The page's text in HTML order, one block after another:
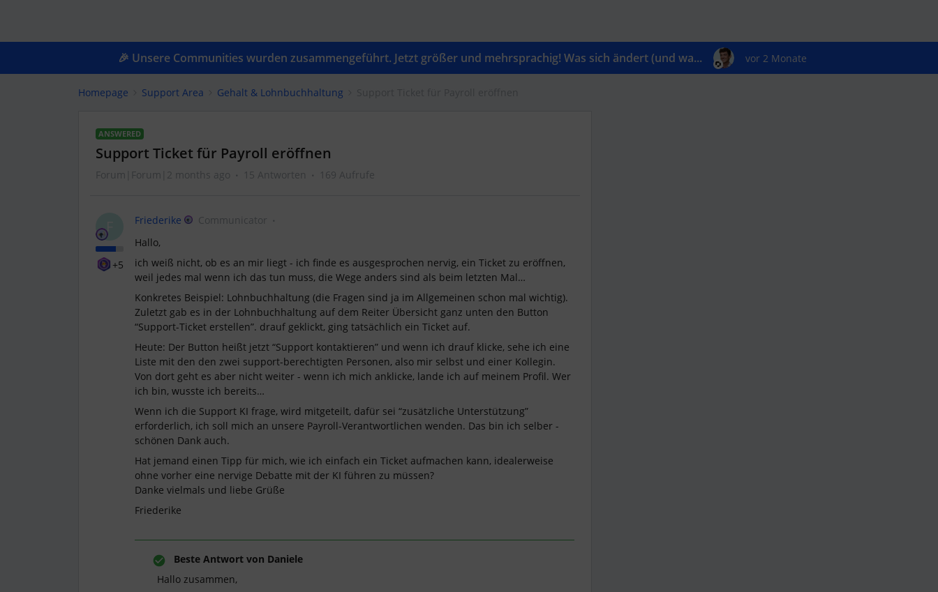
🎉 Unsere Communities wurden zusammengeführt. Jetzt größer und mehrsprachig! Was sich ändert (und wa... vor 2 Monate
Homepage Support Area Gehalt & Lohnbuchhaltung
ANSWERED
Support Ticket für Payroll eröffnen
Forum|Forum|2 months ago 15 Antworten 169 Aufrufe
F
+5
Friederike
Communicator
Hallo,
ich weiß nicht, ob es an mir liegt - ich finde es ausgesprochen nervig, ein Ticket zu eröffnen,
weil jedes mal wenn ich das tun muss, die Wege anders sind als beim letzten Mal…
Konkretes Beispiel: Lohnbuchhaltung (die Fragen sind ja im Allgemeinen schon mal wichtig).
Zuletzt gab es in der Lohnbuchhaltung auf dem Reiter Übersicht ganz unten den Button
“Support-Ticket erstellen”. drauf geklickt, ging tatsächlich ein Ticket auf.
Heute: Der Button heißt jetzt “Support kontaktieren” und wenn ich drauf klicke, sehe ich eine
Liste mit den den zwei support-berechtigten Personen, also mir selbst und einer Kollegin.
Von dort geht es aber nicht weiter - wenn ich mich anklicke, lande ich auf meinem Profil. Wer
ich bin, wusste ich bereits…
Wenn ich die Support KI frage, wird mitgeteilt, dafür sei “zusätzliche Unterstützung”
erforderlich, ich soll mich an unsere Payroll-Verantwortlichen wenden. Das bin ich selber -
schönen Dank auch.
Hat jemand einen Tipp für mich, wie ich einfach ein Ticket aufmachen kann, idealerweise
ohne vorher eine nervige Debatte mit der KI führen zu müssen?
Danke vielmals und liebe Grüße
Friederike
Beste Antwort von Daniele
Hallo zusammen,